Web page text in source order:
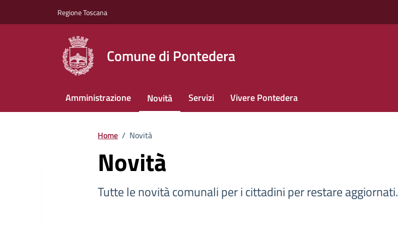
Regione Toscana
Comune di Pontedera
Amministrazione Novità Servizi Vivere Pontedera
Home / Novità
Novità
Tutte le novità comunali per i cittadini per restare aggiornati.